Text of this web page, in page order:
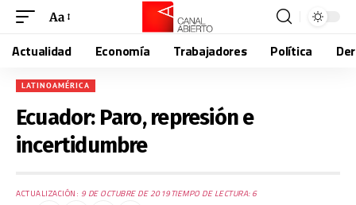
Aa
Actualidad Economía Trabajadores Política
LATINOAMÉRICA
Ecuador: Paro, represión e
incertidumbre
ACTUALIZACIÓN: 9 DE OCTUBRE DE 2019TIEMPO DE LECTURA: 6